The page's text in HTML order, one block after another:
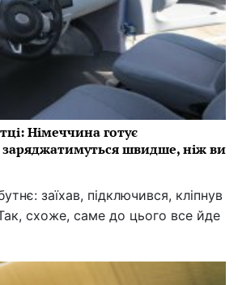
Німеччина готує
заряджатимуться швидше, ніж ви
заїхав, підключився, кліпнув
схоже, саме до цього все йде